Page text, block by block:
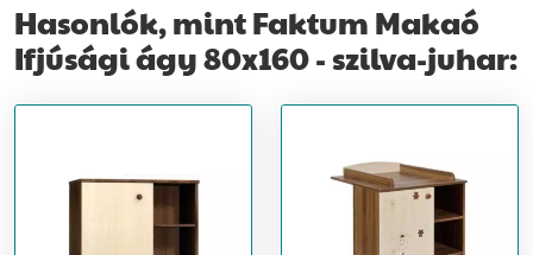
Hasonlók, mint Faktum Makaó
Ifjúsági ágy 80x160 - szilva-juhar: